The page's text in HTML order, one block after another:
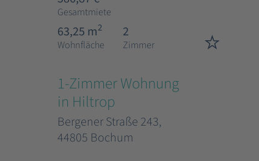
Gesamtmiete
63,25 m2
Wohnfläche
2
Zimmer
1-Zimmer Wohnung
in Hiltrop
Bergener Straße 243,
44805 Bochum